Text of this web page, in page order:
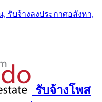
รับจ้างลงประกาศอสังหา,
รับจ้างโพส